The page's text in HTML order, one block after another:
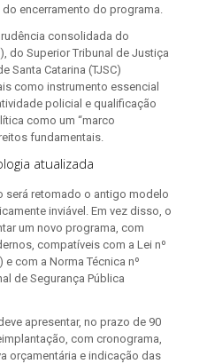
encerramento do programa.
consolidada do
do Superior Tribunal de Justiça
Santa Catarina (TJSC)
como instrumento essencial
policial e qualificação
como um “marco
fundamentais.
atualizada
será retomado o antigo modelo
inviável. Em vez disso, o
um novo programa, com
compatíveis com a Lei nº
com a Norma Técnica nº
de Segurança Pública
apresentar, no prazo de 90
com cronograma,
orçamentária e indicação das